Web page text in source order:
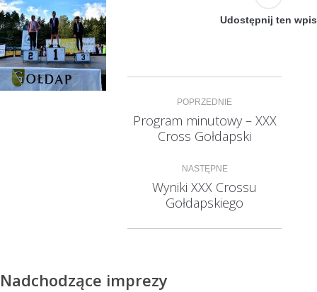
Udostępnij ten wpis
Nawigacja
POPRZEDNIE
Poprzedni
wpis:
Program minutowy – XXX
Cross Gołdapski
NASTĘPNE
Następny
wpis:
Wyniki XXX Crossu
Gołdapskiego
Nadchodzące imprezy